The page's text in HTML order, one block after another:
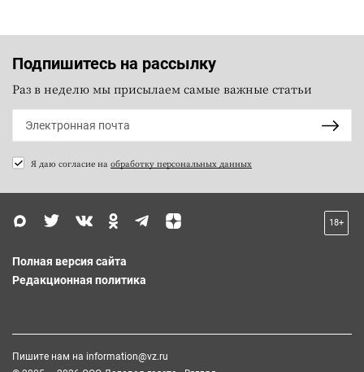
Подпишитесь на рассылку
Раз в неделю мы присылаем самые важные статьи
Я даю согласие на обработку персональных данных
18+
Полная версия сайта
Редакционная политика
Пишите нам на information@vz.ru